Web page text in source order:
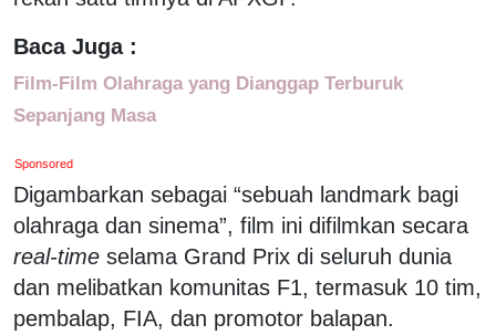
Baca Juga :
Film-Film Olahraga yang Dianggap Terburuk
Sepanjang Masa
Sponsored
Digambarkan sebagai “sebuah landmark bagi
olahraga dan sinema”, film ini difilmkan secara
real-time selama Grand Prix di seluruh dunia
dan melibatkan komunitas F1, termasuk 10 tim,
pembalap, FIA, dan promotor balapan.